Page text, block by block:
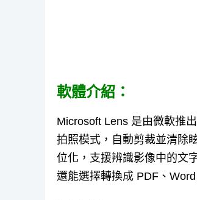
軟體介紹：
Microsoft Lens 是由微軟推
拍照模式，自動剪裁並清除
位化，支援辨識影像中的文
還能選擇轉換成 PDF、